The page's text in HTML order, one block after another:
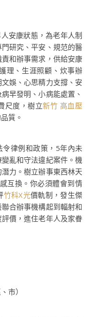
安康狀態，為老年人制
研究、平安、規范的醫
和辦事需求，供給安康
理、生涯照顧、炊事辦
娛、心思精力支撐、安
早發明、小病能處置、
尺度，樹立新竹 高血壓
質。
律例和政策，5年內未
亂和守法違紀案件。機
力。樹立辦事東西林天
互換。你必須體會到情
竹科X光價軌制，發生傑
合辦事機構起到輻射和
價，進住老年人及家眷
市）